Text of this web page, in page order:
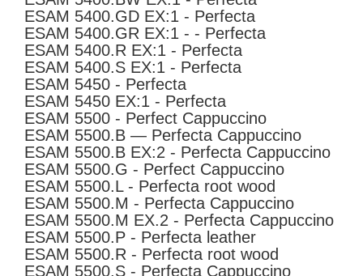
ESAM 5400.GD EX:1 - Perfecta
ESAM 5400.GR EX:1 - - Perfecta
ESAM 5400.R EX:1 - Perfecta
ESAM 5400.S EX:1 - Perfecta
ESAM 5450 - Perfecta
ESAM 5450 EX:1 - Perfecta
ESAM 5500 - Perfect Cappuccino
ESAM 5500.B — Perfecta Cappuccino
ESAM 5500.B EX:2 - Perfecta Cappuccino
ESAM 5500.G - Perfect Cappuccino
ESAM 5500.L - Perfecta root wood
ESAM 5500.M - Perfecta Cappuccino
ESAM 5500.M EX.2 - Perfecta Cappuccino
ESAM 5500.P - Perfecta leather
ESAM 5500.R - Perfecta root wood
ESAM 5500.S - Perfecta Cappuccino